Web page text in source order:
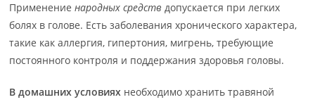
Применениенародных средств допускается при легких
болях в голове. Есть заболевания хронического характера,
такие как аллергия, гипертония, мигрень, требующие
постоянного контроля и поддержания здоровья головы.
В домашних условиях необходимо хранить травяной